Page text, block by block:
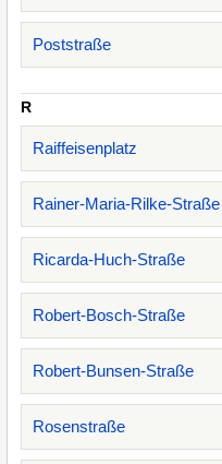
Poststraße
R
Raiffeisenplatz
Rainer-Maria-Rilke-Straße
Ricarda-Huch-Straße
Robert-Bosch-Straße
Robert-Bunsen-Straße
Rosenstraße